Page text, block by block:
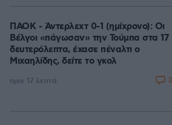
ΠΑΟΚ - Άντερλεχτ 0-1 (ημίχρονο): Οι
Βέλγοι «πάγωσαν» την Τούμπα στα 17
δευτερόλεπτα, έχασε πέναλτι ο
Μιχαηλίδης, δείτε το γκολ
πριν 17 λεπτά 3